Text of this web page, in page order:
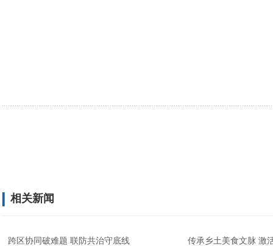
相关新闻
跨区协同破难题 联防共治守底线 传承乡土美食文脉 激